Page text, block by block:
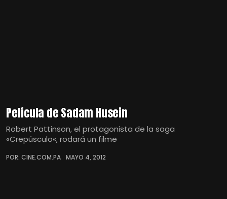
Película de Sadam Husein
Robert Pattinson, el protagonista de la saga
«Crepúsculo«, rodará un filme
POR: CINE.COM.PA MAYO 4, 2012